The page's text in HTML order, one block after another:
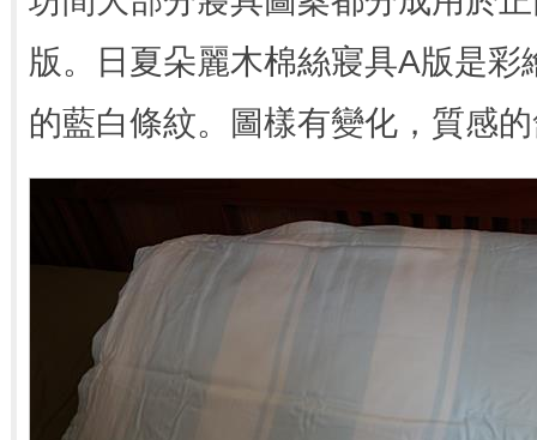
版。日夏朵麗木棉絲寢具A版是
的藍白條紋。圖樣有變化，質感